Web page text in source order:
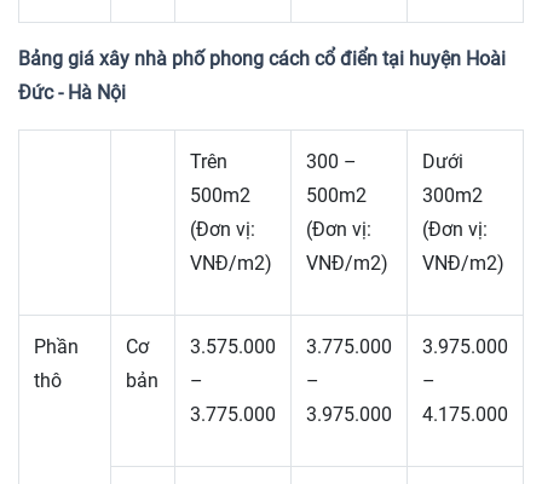
Bảng giá xây nhà phố phong cách cổ điển tại huyện Hoài
Đức - Hà Nội
Trên
500m2
(Đơn vị:
VNĐ/m2)
300 –
500m2
(Đơn vị:
VNĐ/m2)
Dưới
300m2
(Đơn vị:
VNĐ/m2)
Phần
thô
Cơ
bản
3.575.000
–
3.775.000
3.775.000
–
3.975.000
3.975.000
–
4.175.000